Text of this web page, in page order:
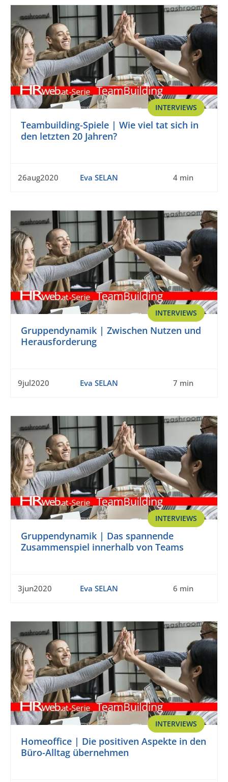
INTERVIEWS
Teambuilding-Spiele | Wie viel tat sich in
den letzten 20 Jahren?
26aug2020 Eva SELAN 4 min
INTERVIEWS
Gruppendynamik | Zwischen Nutzen und
Herausforderung
9jul2020 Eva SELAN 7 min
INTERVIEWS
Gruppendynamik | Das spannende
Zusammenspiel innerhalb von Teams
3jun2020 Eva SELAN 6 min
INTERVIEWS
Homeoffice | Die positiven Aspekte in den
Büro-Alltag übernehmen